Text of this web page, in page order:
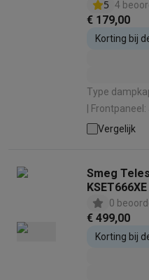
5 4
€ 179,00
Korting bij
Type dampkap:
| Frontpaneel: Ja,
392 m³/u |
Vergelijk
Smeg
KSET666XE
0
€ 499,00
Korting bij